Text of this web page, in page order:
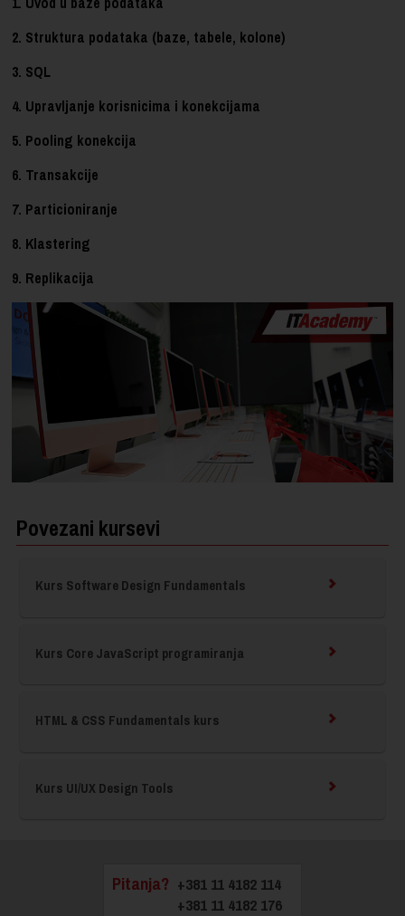
2. Struktura podataka (baze, tabele, kolone)
3. SQL
4. Upravljanje korisnicima i konekcijama
5. Pooling konekcija
6. Transakcije
7. Particioniranje
8. Klastering
9. Replikacija
Povezani kursevi
Kurs Software Design Fundamentals
Kurs Core JavaScript programiranja
HTML & CSS Fundamentals kurs
Kurs UI/UX Design Tools
Pitanja? +381 11 4182 114
+381 11 4182 176